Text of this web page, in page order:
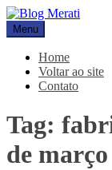
Pular
para
o
conteúdo
Blog Merati
Líder na fabricação
Menu
Home
Voltar ao site
Contato
Tag:
de março